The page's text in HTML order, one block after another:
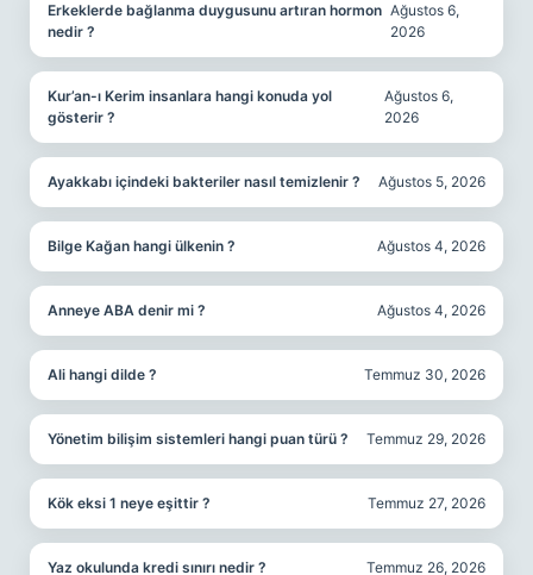
Erkeklerde bağlanma duygusunu artıran hormon
nedir ?
Ağustos 6,
2026
Kur’an-ı Kerim insanlara hangi konuda yol
gösterir ?
Ağustos 6,
2026
Ayakkabı içindeki bakteriler nasıl temizlenir ? Ağustos 5, 2026
Bilge Kağan hangi ülkenin ? Ağustos 4, 2026
Anneye ABA denir mi ? Ağustos 4, 2026
Ali hangi dilde ? Temmuz 30, 2026
Yönetim bilişim sistemleri hangi puan türü ? Temmuz 29, 2026
Kök eksi 1 neye eşittir ? Temmuz 27, 2026
Yaz okulunda kredi sınırı nedir ? Temmuz 26, 2026